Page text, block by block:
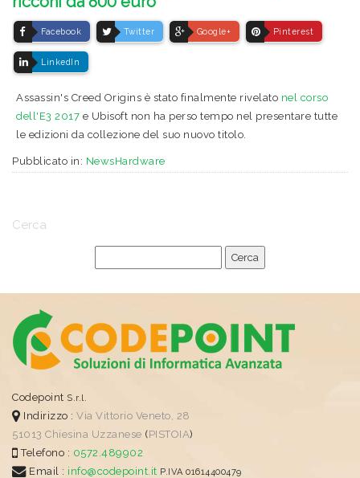
Facebook Twitter Google+ Pinterest
LinkedIn
Assassin's Creed Origins è stato finalmente rivelato nel corso
dell'E3 2017 e Ubisoft non ha perso tempo nel presentare tutte
le edizioni da collezione del suo nuovo titolo.
Pubblicato in: NewsHardware
Cerca
Codepoint S.r.l.
Indirizzo : Via Vittorio Veneto, 28
51013 Chiesina Uzzanese (PISTOIA)
Telefono : 0572.489902
Email : info@codepoint.it P.IVA 01614400479